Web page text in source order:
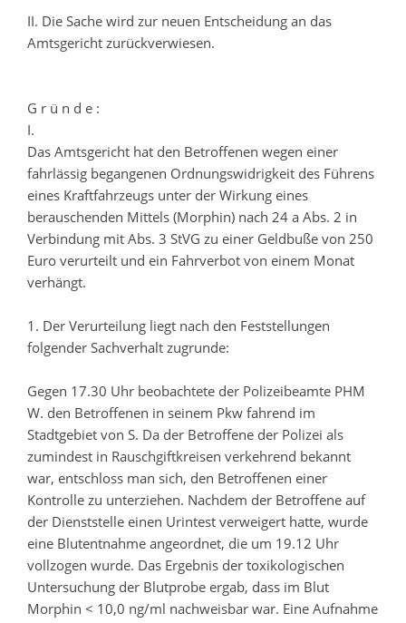
II. Die Sache wird zur neuen Entscheidung an das
Amtsgericht zurückverwiesen.
G r ü n d e :
I.
Das Amtsgericht hat den Betroffenen wegen einer
fahrlässig begangenen Ordnungswidrigkeit des Führens
eines Kraftfahrzeugs unter der Wirkung eines
berauschenden Mittels (Morphin) nach 24 a Abs. 2 in
Verbindung mit Abs. 3 StVG zu einer Geldbuße von 250
Euro verurteilt und ein Fahrverbot von einem Monat
verhängt.
1. Der Verurteilung liegt nach den Feststellungen
folgender Sachverhalt zugrunde:
Gegen 17.30 Uhr beobachtete der Polizeibeamte PHM
W. den Betroffenen in seinem Pkw fahrend im
Stadtgebiet von S. Da der Betroffene der Polizei als
zumindest in Rauschgiftkreisen verkehrend bekannt
war, entschloss man sich, den Betroffenen einer
Kontrolle zu unterziehen. Nachdem der Betroffene auf
der Dienststelle einen Urintest verweigert hatte, wurde
eine Blutentnahme angeordnet, die um 19.12 Uhr
vollzogen wurde. Das Ergebnis der toxikologischen
Untersuchung der Blutprobe ergab, dass im Blut
Morphin < 10,0 ng/ml nachweisbar war. Eine Aufnahme